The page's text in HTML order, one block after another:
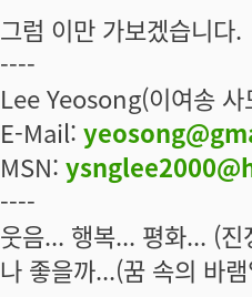
그럼 이만 가보겠습니다.
----
Lee Yeosong(이여송 사
E-Mail:
MSN:
----
웃음... 행복... 평화... (
나 좋을까...(꿈 속의 바